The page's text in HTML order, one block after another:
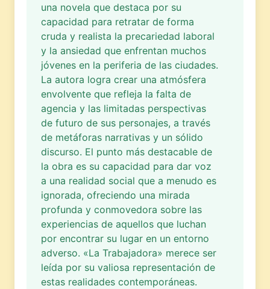
una novela que destaca por su
capacidad para retratar de forma
cruda y realista la precariedad laboral
y la ansiedad que enfrentan muchos
jóvenes en la periferia de las ciudades.
La autora logra crear una atmósfera
envolvente que refleja la falta de
agencia y las limitadas perspectivas
de futuro de sus personajes, a través
de metáforas narrativas y un sólido
discurso. El punto más destacable de
la obra es su capacidad para dar voz
a una realidad social que a menudo es
ignorada, ofreciendo una mirada
profunda y conmovedora sobre las
experiencias de aquellos que luchan
por encontrar su lugar en un entorno
adverso. «La Trabajadora» merece ser
leída por su valiosa representación de
estas realidades contemporáneas.